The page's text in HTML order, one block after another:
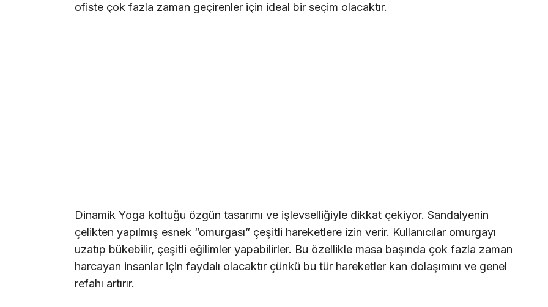
ofiste çok fazla zaman geçirenler için ideal bir seçim olacaktır.
Dinamik Yoga koltuğu özgün tasarımı ve işlevselliğiyle dikkat çekiyor. Sandalyenin
çelikten yapılmış esnek “omurgası” çeşitli hareketlere izin verir. Kullanıcılar omurgayı
uzatıp bükebilir, çeşitli eğilimler yapabilirler. Bu özellikle masa başında çok fazla zaman
harcayan insanlar için faydalı olacaktır çünkü bu tür hareketler kan dolaşımını ve genel
refahı artırır.